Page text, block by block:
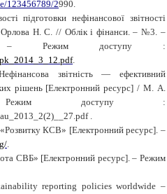
123456789/2990.
підготовки нефінансової звітності
Н. С. // Облік і фінанси.– №3. –
Режим доступу :
.
звітність — ефективний
рішень [Електронний ресурс] / М. А.
доступу :
.
КСВ» [Електронний ресурс]. –
.
СВБ» [Електронний ресурс]. – Режим
reporting policies worldwide –